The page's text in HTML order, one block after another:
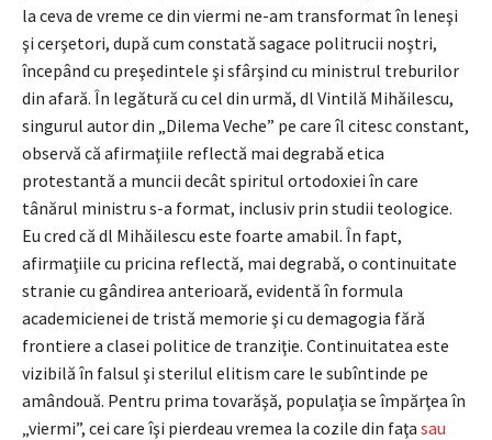
la ceva de vreme ce din viermi ne-am transformat în leneşi
şi cerşetori, după cum constată sagace politrucii noştri,
începând cu preşedintele şi sfârşind cu ministrul treburilor
din afară. În legătură cu cel din urmă, dl Vintilă Mihăilescu,
singurul autor din „Dilema Veche” pe care îl citesc constant,
observă că afirmaţiile reflectă mai degrabă etica
protestantă a muncii decât spiritul ortodoxiei în care
tânărul ministru s-a format, inclusiv prin studii teologice.
Eu cred că dl Mihăilescu este foarte amabil. În fapt,
afirmaţiile cu pricina reflectă, mai degrabă, o continuitate
stranie cu gândirea anterioară, evidentă în formula
academicienei de tristă memorie şi cu demagogia fără
frontiere a clasei politice de tranziţie. Continuitatea este
vizibilă în falsul şi sterilul elitism care le subîntinde pe
amândouă. Pentru prima tovarăşă, populaţia se împărţea în
„viermi”, cei care îşi pierdeau vremea la cozile din faţa sau